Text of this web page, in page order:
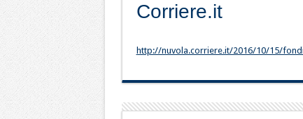
Corriere.it
http://nuvola.corriere.it/2016/10/15/